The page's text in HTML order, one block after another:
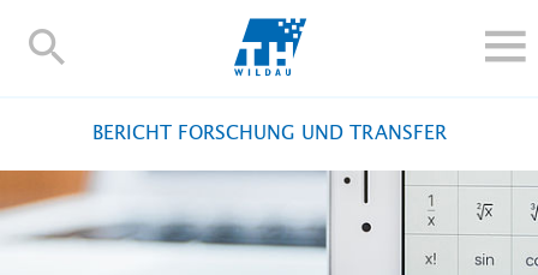
TH-
FORSCHUNG UND TRANSFER
ALUMNI
BERICHT FORSCHUNG UND TRANSFER